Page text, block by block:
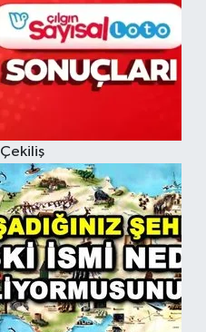
Çekiliş